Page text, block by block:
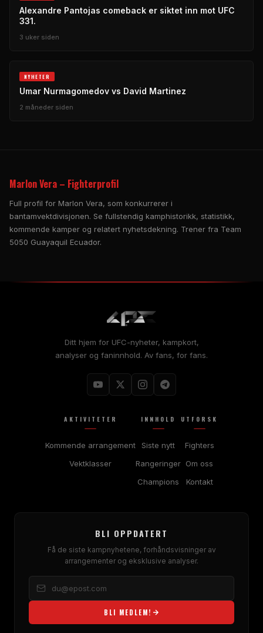
Alexandre Pantojas comeback er siktet inn mot UFC
331.
3 uker siden
NYHETER
Umar Nurmagomedov vs David Martinez
2 måneder siden
Marlon Vera – Fighterprofil
Full profil for Marlon Vera, som konkurrerer i
bantamvektdivisjonen. Se fullstendig kamphistorikk, statistikk,
kommende kamper og relatert nyhetsdekning. Trener fra Team
5050 Guayaquil Ecuador.
Ditt hjem for UFC-nyheter, kampkort,
analyser og faninnhold. Av fans, for fans.
AKTIVITETER
Kommende arrangement
Vektklasser
INNHOLD
Siste nytt
Rangeringer
Champions
UTFORSK
Fighters
Om oss
Kontakt
BLI OPPDATERT
Få de siste kampnyhetene, forhåndsvisninger av
arrangementer og eksklusive analyser.
BLI MEDLEM!